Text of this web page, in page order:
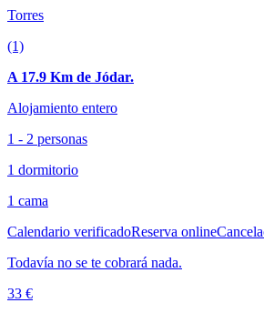
Torres
(1)
A 17.9 Km de Jódar.
Alojamiento entero
1 - 2 personas
1 dormitorio
1 cama
Calendario verificadoReserva online
Todavía no se te cobrará nada.
33 €